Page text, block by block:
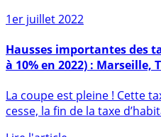
1er juillet 2022
à 10% en 2022) : Marseille,
Nantes... Les propriétaires